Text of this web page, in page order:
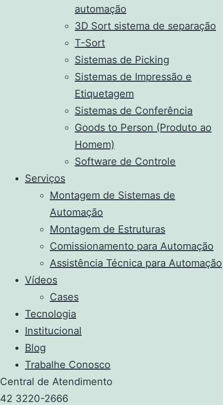
automação
3D Sort sistema de separação
T-Sort
Sistemas de Picking
Sistemas de Impressão e
Etiquetagem
Sistemas de Conferência
Goods to Person (Produto ao
Homem)
Software de Controle
Serviços
Montagem de Sistemas de
Automação
Montagem de Estruturas
Comissionamento para Automação
Assistência Técnica para Automação
Vídeos
Cases
Tecnologia
Institucional
Blog
Trabalhe Conosco
Central de Atendimento
42 3220-2666